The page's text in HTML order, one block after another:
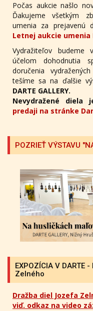
Počas aukcie našlo
Ďakujeme všetkým
umenia za prejavenú
Letnej aukcie umenia
Vydražiteľov budeme
účelom dohodnutia
doručenia
tešíme sa na ďalšie
DARTE GALLERY.
Nevydražené
predaji na stránke
POZRIEŤ VÝSTAVU
EXPOZÍCIA V
Zelného
Dražba diel Jozefa
viď. odkaz na video